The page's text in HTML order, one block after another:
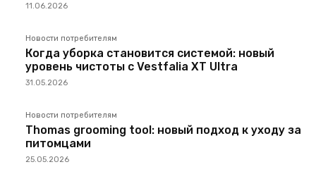
11.06.2026
Новости потребителям
Когда уборка становится системой: новый
уровень чистоты с Vestfalia XT Ultra
31.05.2026
Новости потребителям
Thomas grooming tool: новый подход к уходу за
питомцами
25.05.2026